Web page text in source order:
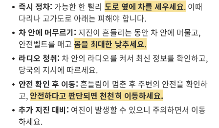
즉시 정차: 가능한 한 빨리 도로 옆에 차를 세우세요. 이때
다리나 고가도로 아래는 피해야 합니다.
차 안에 머무르기: 지진이 흔들리는 동안 차 안에 머물고,
안전벨트를 매고몸을 최대한 낮추세요.
라디오 청취: 차 안의 라디오를 켜서 최신 정보를 확인하고,
당국의 지시에 따르세요.
안전 확인 후 이동: 흔들림이 멈춘 후 주변의 안전을 확인하
고, 안전하다고 판단되면 천천히 이동하세요.
추가 지진 대비: 여진이 발생할 수 있으니 주의하면서 이동
하세요.